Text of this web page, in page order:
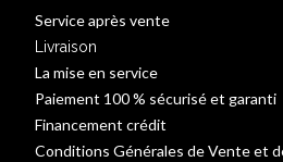
Service après vente
Livraison
La mise en service
Paiement 100 % sécurisé et garanti
Financement crédit
Conditions Générales de Vente et